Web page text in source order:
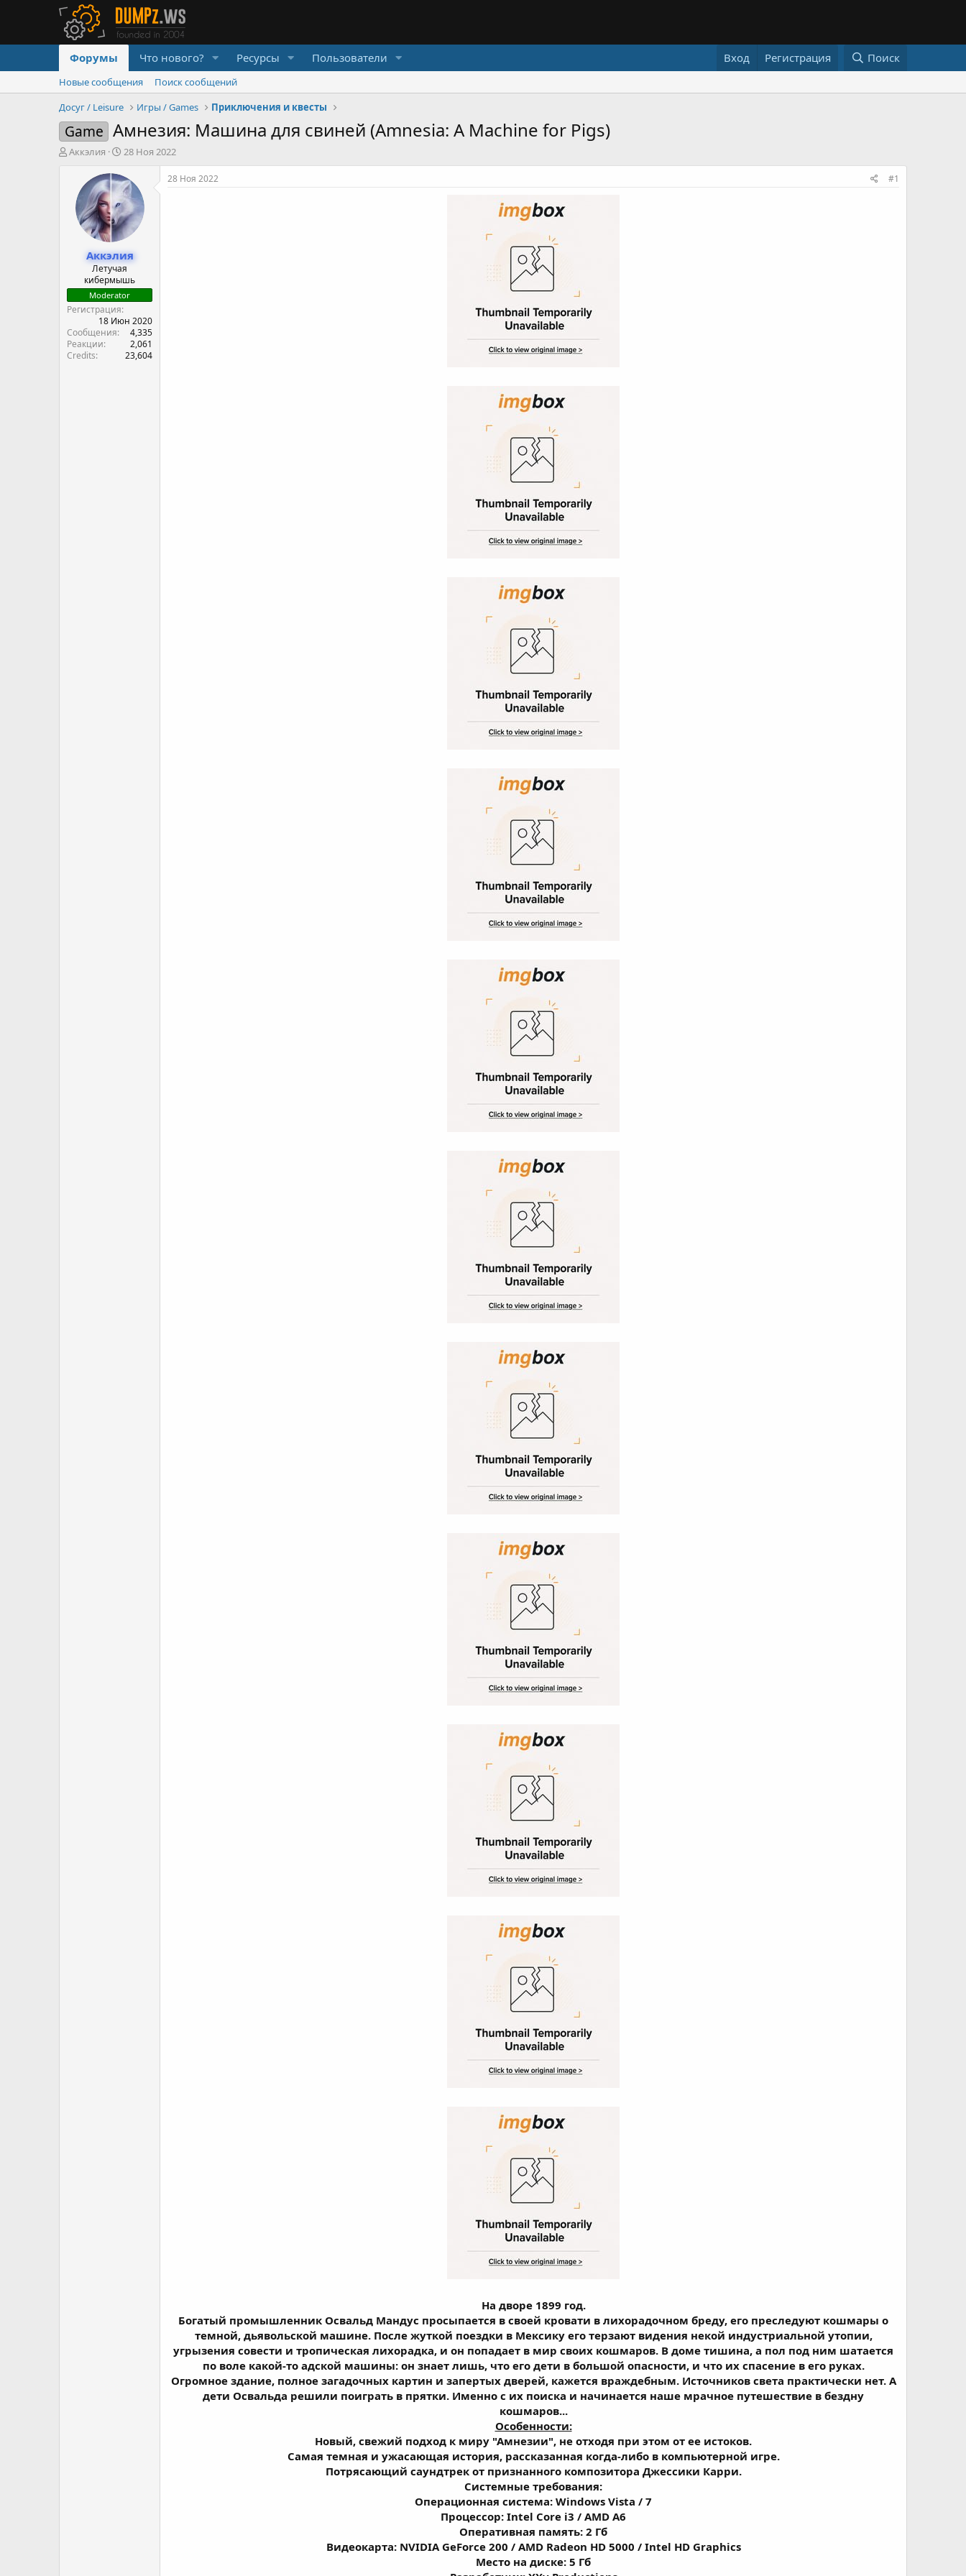
Форумы Что нового? Ресурсы Пользователи Вход Регистрация Поиск
Новые сообщения
Поиск сообщений
Досуг / Leisure
Игры / Games Приключения и квесты
Game Амнезия: Машина для свиней (Amnesia: A Machine for Pigs)
А
Аккэлия
Д
т
а
н
а
ч
а
л
а
28 Ноя 2022
Аккэлия
Летучая
кибермышь
Moderator
Регистрация
18 Июн 2020
Сообщения
4,335
Реакции
2,061
Credits
23,604
28 Ноя 2022 #1
На дворе 1899 год.
Богатый промышленник Освальд Мандус просыпается в своей кровати в лихорадочном бреду, его преследуют кошмары о
темной, дьявольской машине. После жуткой поездки в Мексику его терзают видения некой индустриальной утопии,
угрызения совести и тропическая лихорадка, и он попадает в мир своих кошмаров. В доме тишина, а пол под ним шатается
по воле какой-то адской машины: он знает лишь, что его дети в большой опасности, и что их спасение в его руках.
Огромное здание, полное загадочных картин и запертых дверей, кажется враждебным. Источников света практически нет. А
дети Освальда решили поиграть в прятки. Именно с их поиска и начинается наше мрачное путешествие в бездну
кошмаров...
Особенности:
Новый, свежий подход к миру "Амнезии", не отходя при этом от ее истоков.
Самая темная и ужасающая история, рассказанная когда-либо в компьютерной игре.
Потрясающий саундтрек от признанного композитора Джессики Карри.
Системные требования:
Операционная система: Windows Vista / 7
Процессор: Intel Core i3 / AMD A6
Оперативная память: 2 Гб
Видеокарта: NVIDIA GeForce 200 / AMD Radeon HD 5000 / Intel HD Graphics
Место на диске: 5 Гб